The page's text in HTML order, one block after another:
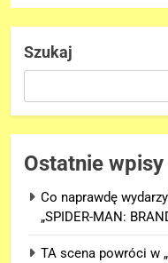
Szukaj
Ostatnie wpisy
Co naprawdę
„SPIDER-MAN:
TA scena powróci w